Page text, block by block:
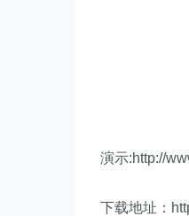
演示:http://
下载地址：